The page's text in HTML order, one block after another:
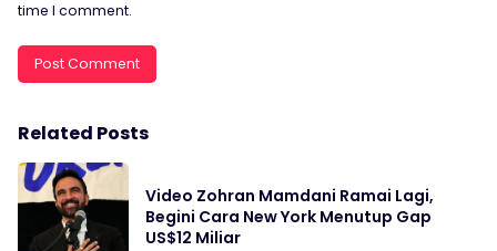
time I comment.
Related Posts
Video Zohran Mamdani Ramai Lagi,
Begini Cara New York Menutup Gap
US$12 Miliar